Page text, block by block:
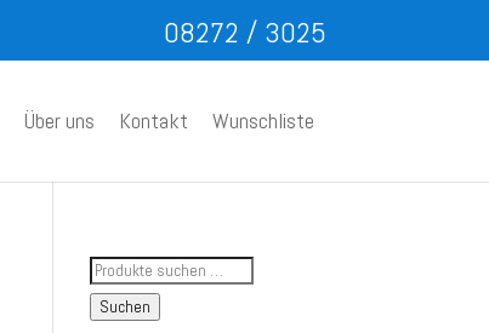
08272 / 3025
Über uns Kontakt Wunschliste
Suche
nach
Suchen